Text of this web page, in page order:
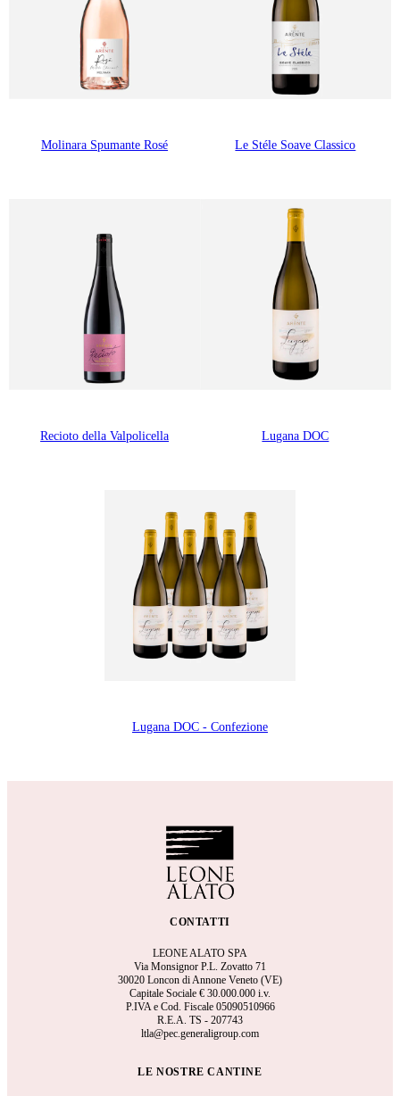
Molinara Spumante Rosé Le Stéle Soave Classico
Recioto della Valpolicella Lugana DOC
Lugana DOC - Confezione
CONTATTI
LEONE ALATO SPA
Via Monsignor P.L. Zovatto 71
30020 Loncon di Annone Veneto (VE)
Capitale Sociale € 30.000.000 i.v.
P.IVA e Cod. Fiscale 05090510966
R.E.A. TS - 207743
ltla@pec.generaligroup.com
LE NOSTRE CANTINE